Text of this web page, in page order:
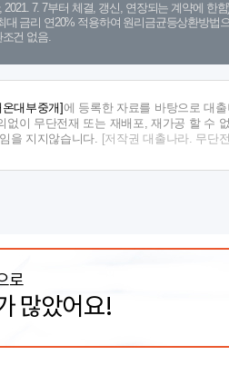
7. 7부터 체결, 갱신, 연장되는 계약에
대 금리 연20% 적용하여 원리금균등상환방
건 없음.
온대부중개] 에 등록한 자료를 바탕으로 대
없이 무단전재 또는 재배포, 재가공 할 수
을 지지않습니다.
[저작권 대출나라. 무단
로
많았어요!